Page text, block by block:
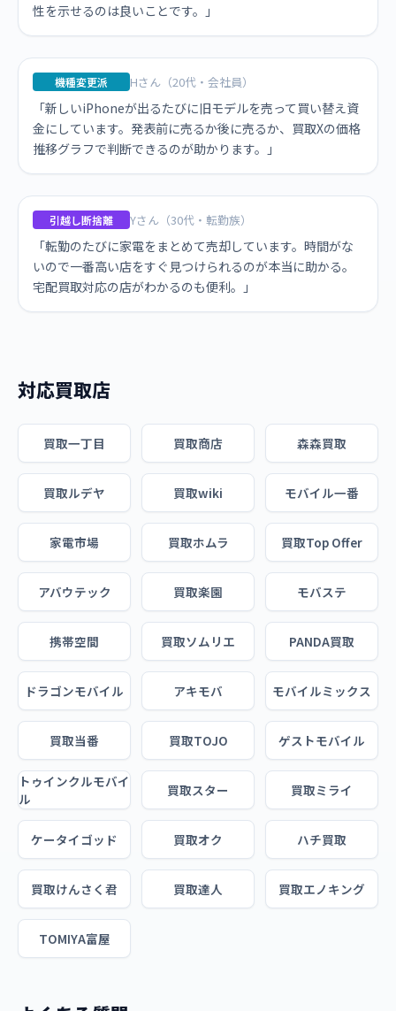
性を示せるのは良いことです。」
機種変更派 Hさん（20代・会社員）
「新しいiPhoneが出るたびに旧モデルを売って買い替え資
金にしています。発表前に売るか後に売るか、買取Xの価格
推移グラフで判断できるのが助かります。」
引越し断捨離 Yさん（30代・転勤族）
「転勤のたびに家電をまとめて売却しています。時間がな
いので一番高い店をすぐ見つけられるのが本当に助かる。
宅配買取対応の店がわかるのも便利。」
対応買取店
買取一丁目 買取商店 森森買取
買取ルデヤ 買取wiki モバイル一番
家電市場 買取ホムラ 買取Top Offer
アバウテック 買取楽園 モバステ
携帯空間 買取ソムリエ PANDA買取
ドラゴンモバイル アキモバ モバイルミックス
買取当番 買取TOJO ゲストモバイル
トゥインクルモバイ
ル
買取スター 買取ミライ
ケータイゴッド 買取オク ハチ買取
買取けんさく君 買取達人 買取エノキング
TOMIYA富屋